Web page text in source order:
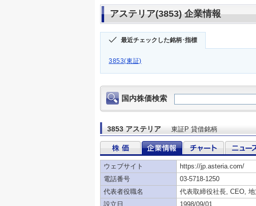
アステリア(3853) 企業情報
最近チェックした銘柄･指標
3853(東証)